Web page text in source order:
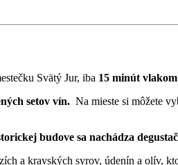
Svätý Jur, iba 15 minút vlakom
setov vín. Na mieste si môžete
budove sa nachádza
a kravských syrov, údenín a olív,